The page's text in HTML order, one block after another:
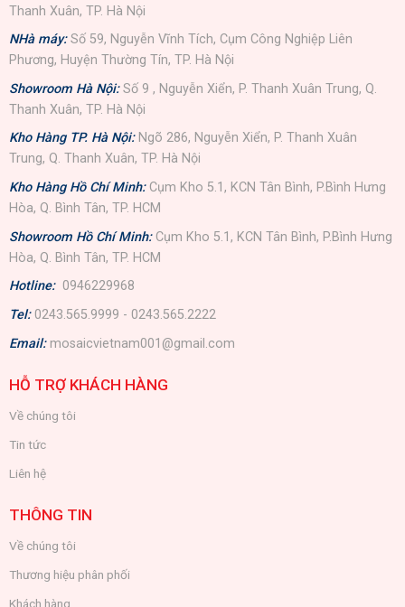
Thanh Xuân, TP. Hà Nội
NHà máy: Số 59, Nguyễn Vĩnh Tích, Cụm Công Nghiệp Liên
Phương, Huyện Thường Tín, TP. Hà Nội
Showroom Hà Nội: Số 9 , Nguyễn Xiển, P. Thanh Xuân Trung, Q.
Thanh Xuân, TP. Hà Nội
Kho Hàng TP. Hà Nội: Ngõ 286, Nguyễn Xiển, P. Thanh Xuân
Trung, Q. Thanh Xuân, TP. Hà Nội
Kho Hàng Hồ Chí Minh: Cụm Kho 5.1, KCN Tân Bình, P.Bình Hưng
Hòa, Q. Bình Tân, TP. HCM
Showroom Hồ Chí Minh: Cụm Kho 5.1, KCN Tân Bình, P.Bình Hưng
Hòa, Q. Bình Tân, TP. HCM
Hotline: 0946229968
Tel: 0243.565.9999 - 0243.565.2222
Email: mosaicvietnam001@gmail.com
HỖ TRỢ KHÁCH HÀNG
Về chúng tôi
Tin tức
Liên hệ
THÔNG TIN
Về chúng tôi
Thương hiệu phân phối
Khách hàng